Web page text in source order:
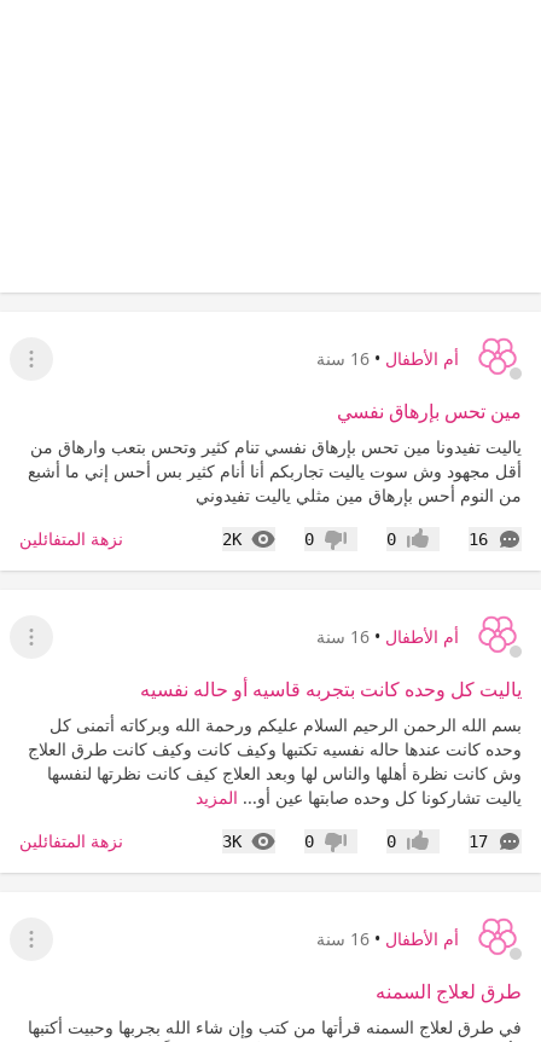
أم الأطفال • 16 سنة
عرض
مين تحس بإرهاق نفسي
ياليت تفيدونا مين تحس بإرهاق نفسي تنام كثير وتحس بتعب وارهاق من
أقل مجهود وش سوت ياليت تجاربكم أنا أنام كثير بس أحس إني ما أشبع
من النوم أحس بإرهاق مين مثلي ياليت تفيدوني
16
التعليقات إعجاب0 عدم إعجاب
0
2K
المشاهدات نزهة المتفائلين
أم الأطفال • 16 سنة
عرض
ياليت كل وحده كانت بتجربه قاسيه أو حاله نفسيه
بسم الله الرحمن الرحيم السلام عليكم ورحمة الله وبركاته أتمنى كل
وحده كانت عندها حاله نفسيه تكتبها وكيف كانت وكيف كانت طرق العلاج
وش كانت نظرة أهلها والناس لها وبعد العلاج كيف كانت نظرتها لنفسها
ياليت تشاركونا كل وحده صابتها عين أو... المزيد
17
التعليقات إعجاب0 عدم إعجاب
0
3K
المشاهدات نزهة المتفائلين
أم الأطفال • 16 سنة
عرض
طرق لعلاج السمنه
في طرق لعلاج السمنه قرأتها من كتب وإن شاء الله بجربها وحبيت أكتبها